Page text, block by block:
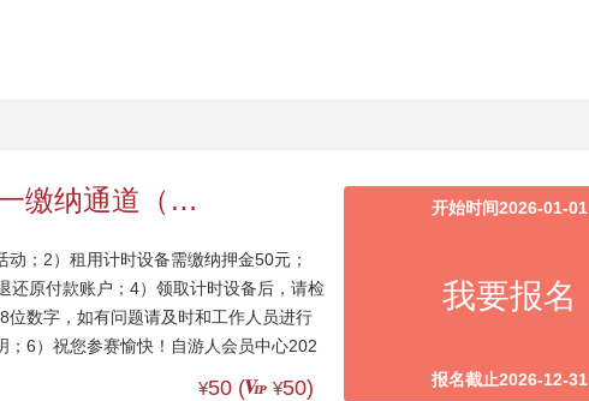
【游·服务】自游人户外计时指卡设备押金统一缴纳通道（可退）
；2）租用计时设备需缴纳押金50元；
还原付款账户；4）领取计时设备后，请检
数字，如有问题请及时和工作人员进行
6）祝您参赛愉快！自游人会员中心202
¥50 ( ¥50)
开始时间2026-01-01
我要报名
报名截止2026-12-31